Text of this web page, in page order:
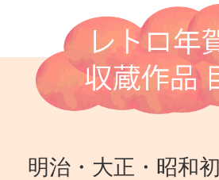
明治・大正・昭和